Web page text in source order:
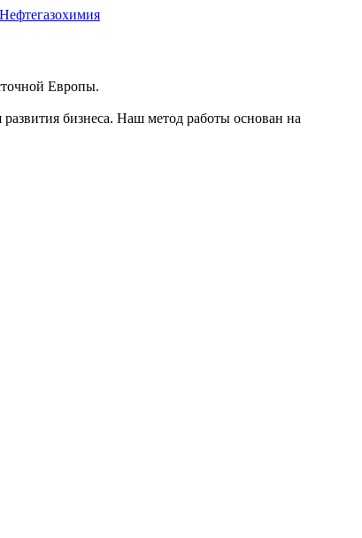
Нефтегазохимия
Европы.
бизнеса. Наш метод работы основан на